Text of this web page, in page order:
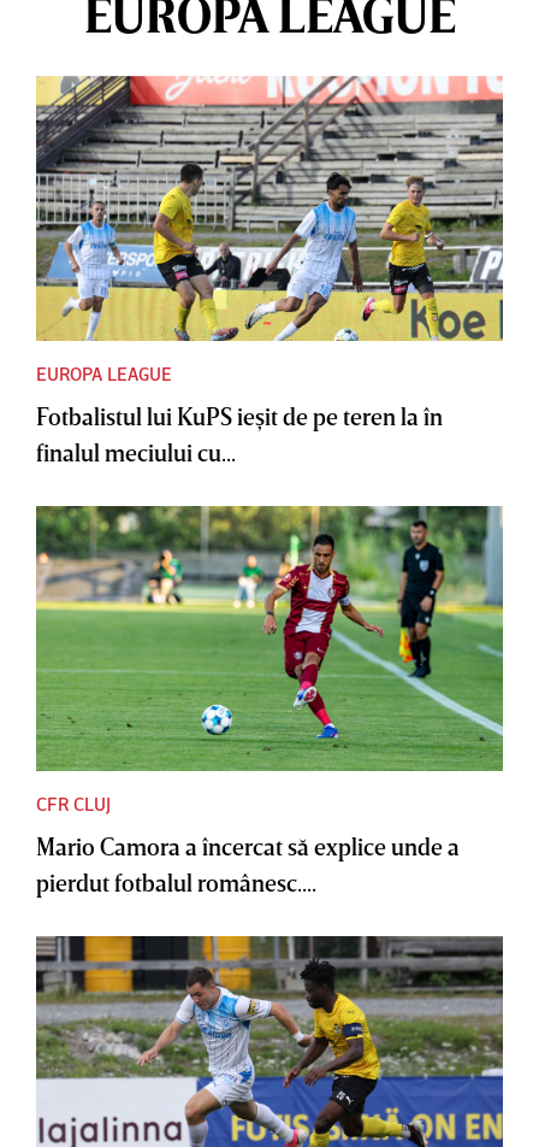
EUROPA LEAGUE
EUROPA LEAGUE
Fotbalistul lui KuPS ieşit de pe teren la în
finalul meciului cu...
CFR CLUJ
Mario Camora a încercat să explice unde a
pierdut fotbalul românesc....